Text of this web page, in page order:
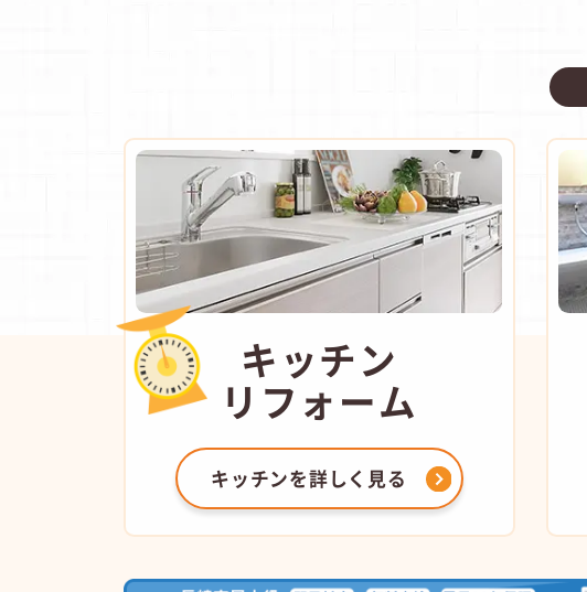
キッチン
リフォーム
キッチンを詳しく見る